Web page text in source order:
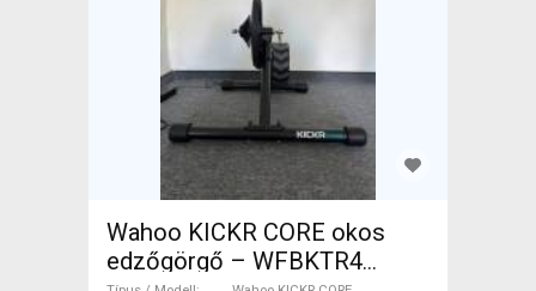
Wahoo KICKR CORE okos
edzőgörgő – WFBKTR4